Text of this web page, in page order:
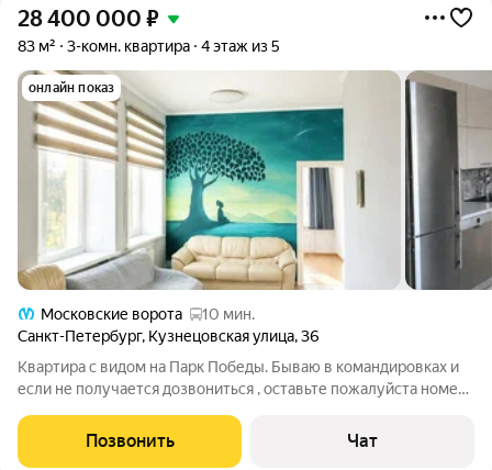
28 400 000 ₽
83 м² 3-комн. квартира 4 этаж из 5
онлайн показ
Московские ворота
10 мин.
Санкт-Петербург, Кузнецовская улица,36
Квартира с видом на Парк Победы. Бываю в командировках и
если не получается дозвониться , оставьте пожалуйста номер
уютная и продуманная квартира в одном из самых удобных и
зелёных районов
Позвонить Чат